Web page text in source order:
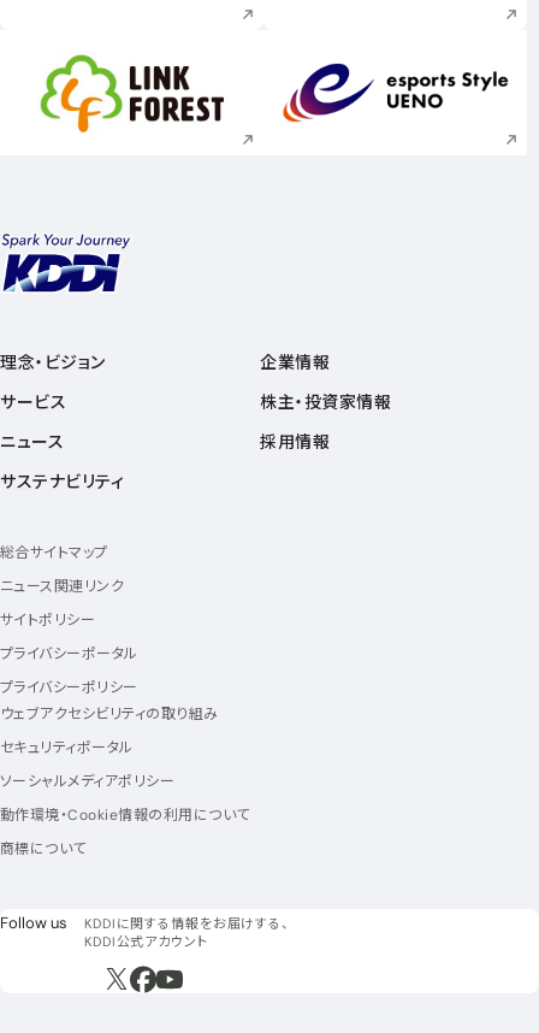
新規ウィンドウで開く 新規ウィンドウで
理念・ビジョン
サービス
ニュース
サステナビリティ
企業情報
株主・投資家情報
採用情報
総合サイトマップ
ニュース関連リンク
サイトポリシー
プライバシーポータル
プライバシーポリシー
ウェブアクセシビリティの取り組み
セキュリティポータル
ソーシャルメディアポリシー
動作環境・Cookie情報の利用について
商標について
Follow us フォローアス
KDDIに関する情報をお届けする、
KDDI公式アカウント
新規ウィンドウで開く
新規ウィンドウで開く
新規ウィンドウで開く